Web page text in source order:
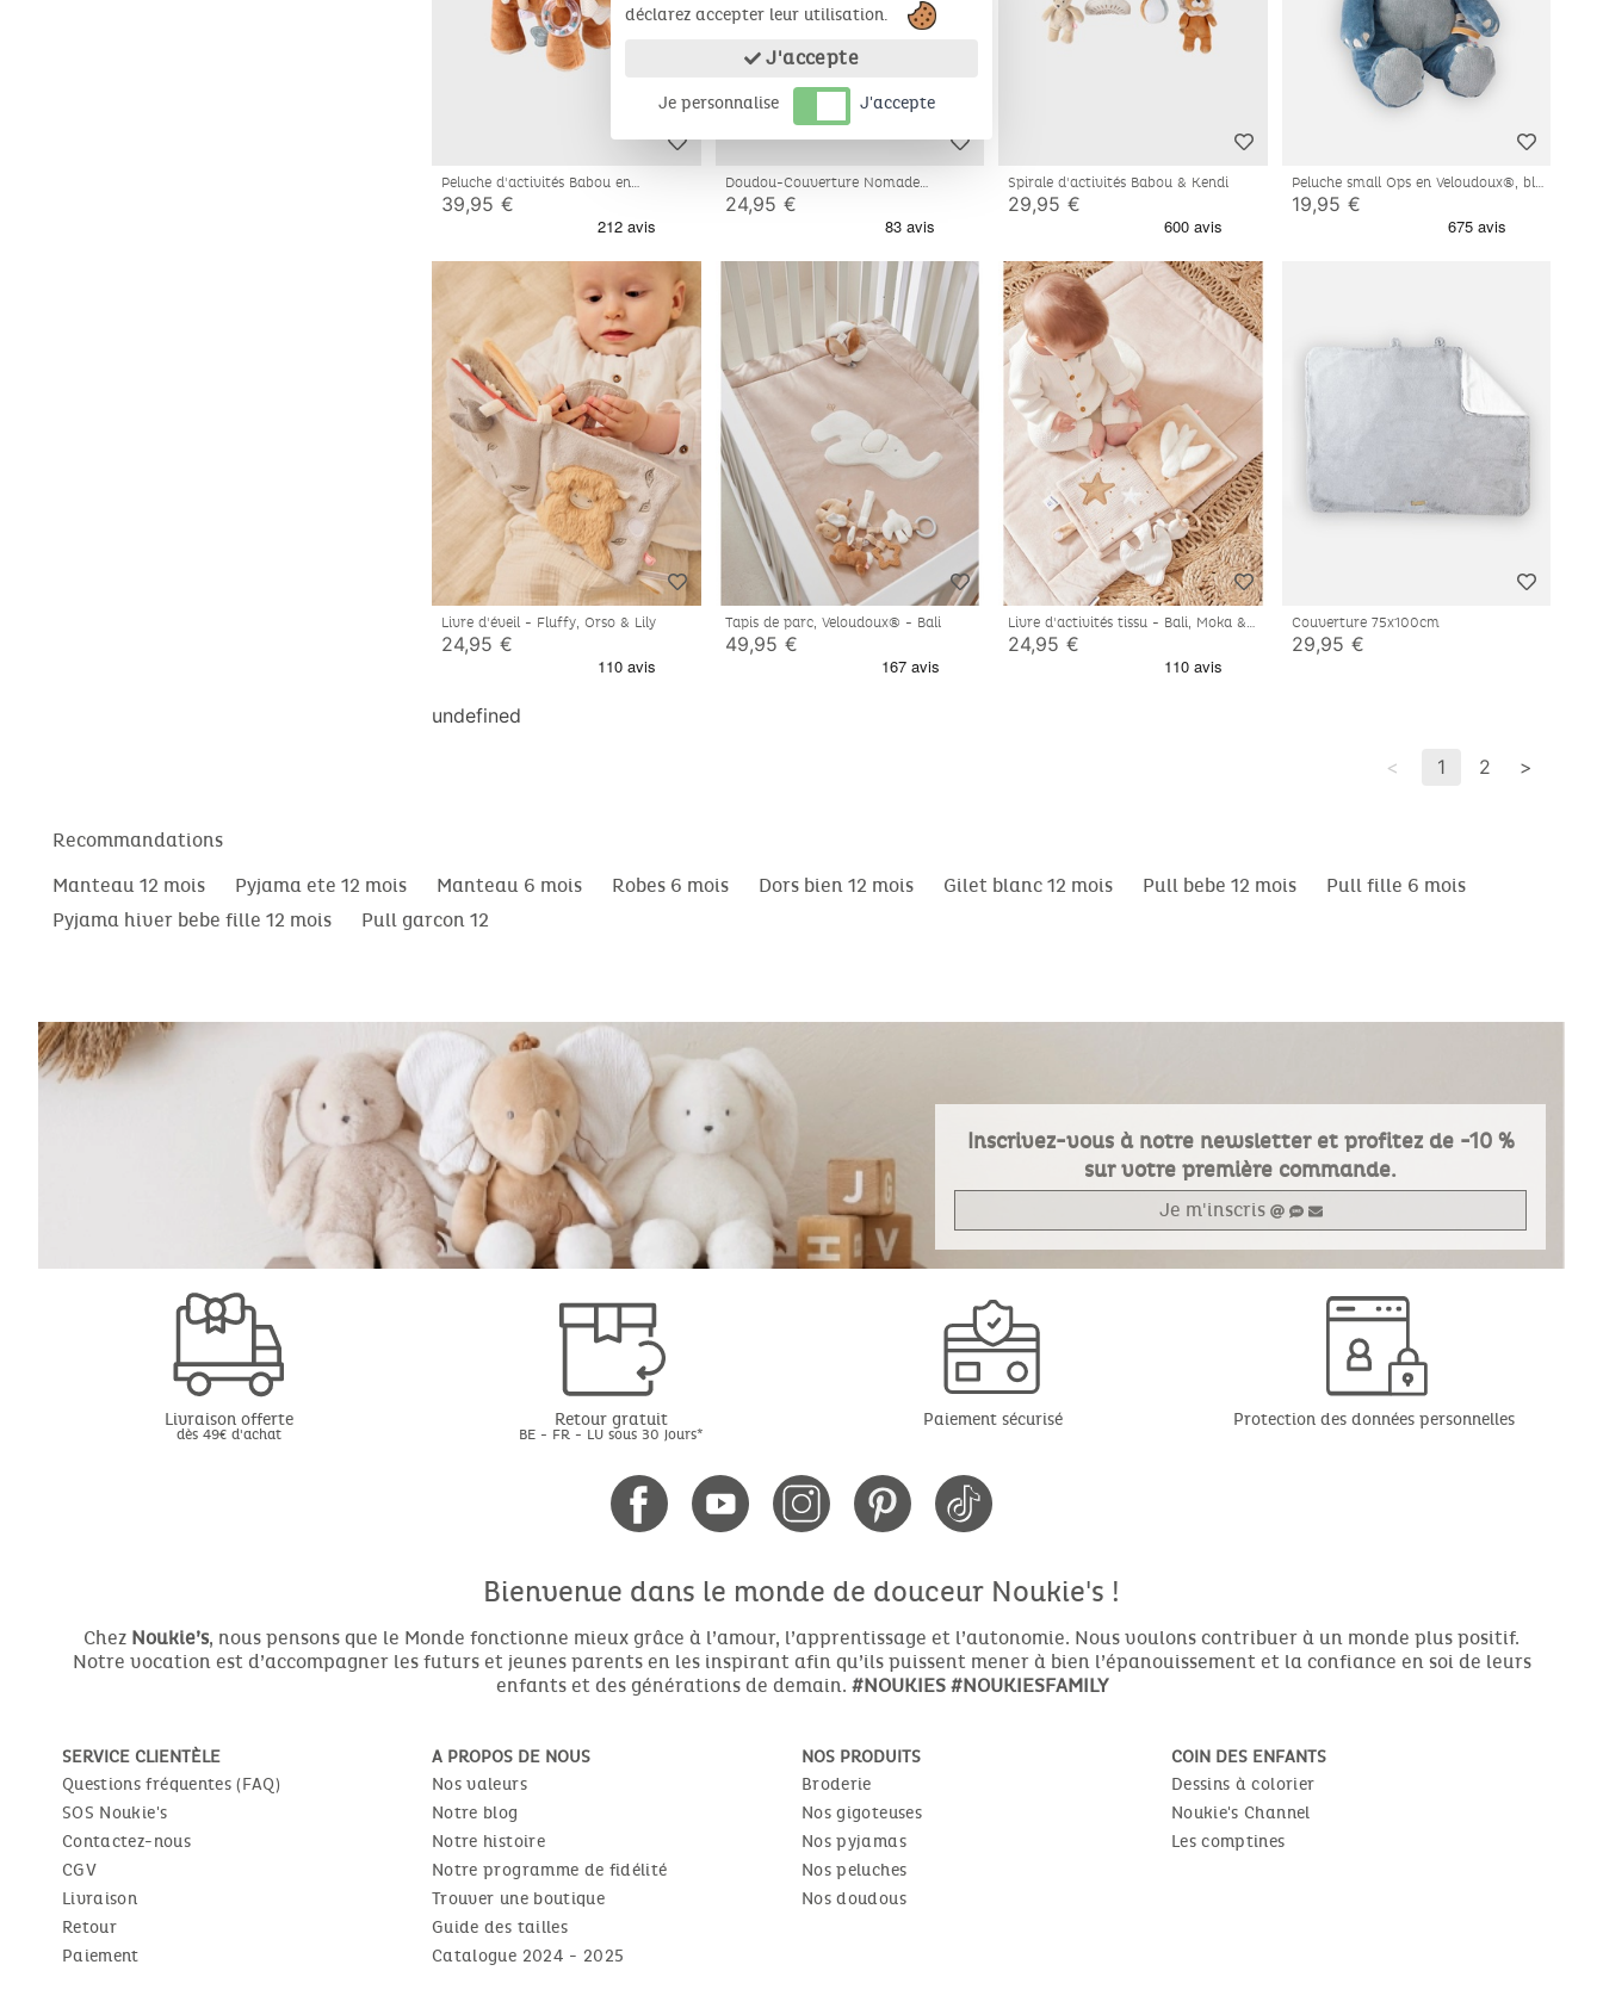
Peluche d'activités Babou en
Veloudoux® et mousseline, caramel
39,95 €
Doudou-Couverture Nomade
50x50cm - Fluffy
24,95 €
Spirale d'activités Babou & Kendi
29,95 €
Peluche small Ops en Veloudoux®, bleu
19,95 €
Livre d'éveil - Fluffy, Orso & Lily
24,95 €
Tapis de parc, Veloudoux® - Bali
49,95 €
Livre d'activités tissu - Bali, Moka &
Snow
24,95 €
Couverture 75x100cm
29,95 €
undefined
< 1 2 >
Recommandations
Manteau 12 mois
Pyjama ete 12 mois Manteau 6 mois Robes 6 mois Dors bien 12 mois Gilet blanc 12 mois Pull bebe 12 mois
Pull fille 6 mois
Pyjama hiver bebe fille 12 mois
Pull garcon 12
Inscrivez-vous à notre newsletter et profitez de -10 %
sur votre première commande.
Je m'inscris
Livraison offerte
dès 49€ d'achat
Retour gratuit
BE - FR - LU sous 30 jours*
Paiement sécurisé Protection des données personnelles
Bienvenue dans le monde de douceur Noukie's !
Chez Noukie’s, nous pensons que le Monde fonctionne mieux grâce à l’amour, l’apprentissage et l’autonomie. Nous voulons contribuer à un monde plus positif.
Notre vocation est d’accompagner les futurs et jeunes parents en les inspirant afin qu’ils puissent mener à bien l’épanouissement et la confiance en soi de leurs
enfants et des générations de demain. #NOUKIES #NOUKIESFAMILY
SERVICE CLIENTÈLE
Questions fréquentes (FAQ)
SOS Noukie's
Contactez-nous
CGV
Livraison
Retour
Paiement
A PROPOS DE NOUS
Nos valeurs
Notre blog
Notre histoire
Notre programme de fidélité
Trouver une boutique
Guide des tailles
Catalogue 2024 - 2025
NOS PRODUITS
Broderie
Nos gigoteuses
Nos pyjamas
Nos peluches
Nos doudous
COIN DES ENFANTS
Dessins à colorier
Noukie's Channel
Les comptines
déclarez accepter leur utilisation.
J'accepte
Je personnalise J'accepte